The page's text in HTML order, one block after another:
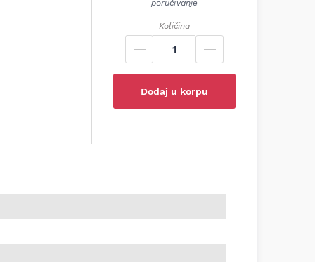
poručivanje
Količina
Dodaj u korpu